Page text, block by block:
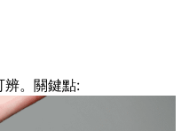
。關鍵點: